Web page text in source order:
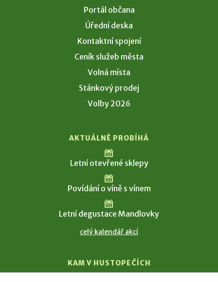
Portál občana
Úřední deska
Kontaktní spojení
Ceník služeb města
Volná místa
Stánkový prodej
Volby 2026
AKTUÁLNĚ PROBÍHÁ
Letní otevřené sklepy
Povídání o víně s vínem
Letní degustace Mandlovky
celý kalendář akcí
KAM V HUSTOPEČÍCH